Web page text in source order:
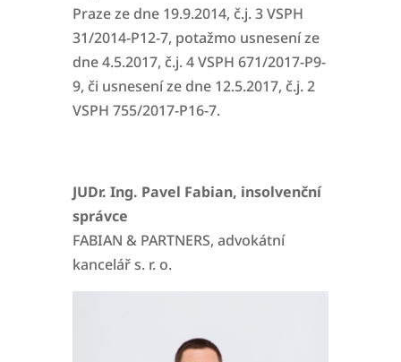
Praze ze dne 19.9.2014, č.j. 3 VSPH
31/2014-P12-7, potažmo usnesení ze
dne 4.5.2017, č.j. 4 VSPH 671/2017-P9-
9, či usnesení ze dne 12.5.2017, č.j. 2
VSPH 755/2017-P16-7.
JUDr. Ing. Pavel Fabian, insolvenční
správce
FABIAN & PARTNERS, advokátní
kancelář s. r. o.